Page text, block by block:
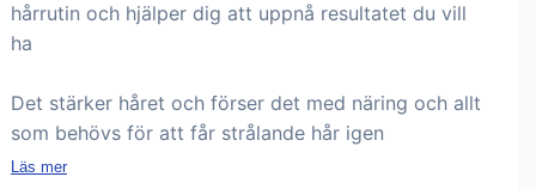
hårrutin och hjälper dig att uppnå resultatet du vill
ha
Det stärker håret och förser det med näring och allt
som behövs för att får strålande hår igen
Läs mer